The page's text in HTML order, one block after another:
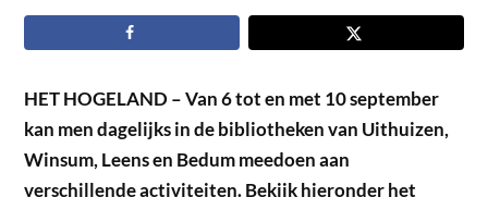
HET HOGELAND – Van 6 tot en met 10 september
kan men dagelijks in de bibliotheken van Uithuizen,
Winsum, Leens en Bedum meedoen aan
verschillende activiteiten. Bekijk hieronder het